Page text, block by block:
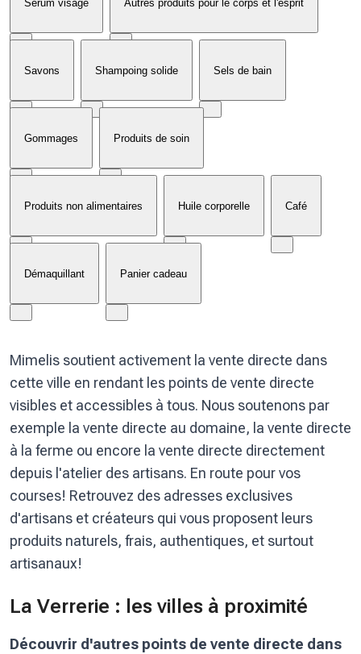
Sérum visage Autres produits pour le corps et l'esprit
Savons Shampoing solide Sels de bain
Gommages Produits de soin
Produits non alimentaires Huile corporelle Café
Démaquillant Panier cadeau
Mimelis soutient activement la vente directe dans
cette ville en rendant les points de vente directe
visibles et accessibles à tous. Nous soutenons par
exemple la vente directe au domaine, la vente directe
à la ferme ou encore la vente directe directement
depuis l'atelier des artisans. En route pour vos
courses! Retrouvez des adresses exclusives
d'artisans et créateurs qui vous proposent leurs
produits naturels, frais, authentiques, et surtout
artisanaux!
La Verrerie : les villes à proximité
Découvrir d'autres points de vente directe dans